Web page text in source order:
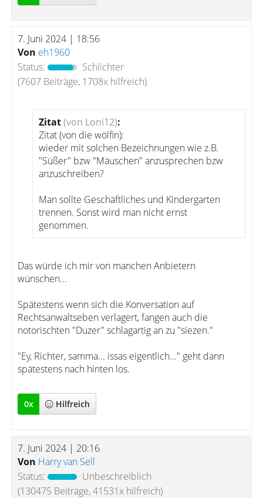
7. Juni 2024 | 18:56
Von eh1960
Status:
Schlichter
(7607 Beiträge, 1708x hilfreich)
Zitat(von Loni12):
Zitat (von die wölfin):
wieder mit solchen Bezeichnungen wie z.B.
"Süßer" bzw "Mäuschen" anzusprechen bzw
anzuschreiben?
Man sollte Geschäftliches und Kindergarten
trennen. Sonst wird man nicht ernst
genommen.
Das würde ich mir von manchen Anbietern
wünschen...
Spätestens wenn sich die Konversation auf
Rechtsanwaltseben verlagert, fangen auch die
notorischten "Duzer" schlagartig an zu "siezen."
"Ey, Richter, samma... issas eigentlich..." geht dann
spätestens nach hinten los.
0x Hilfreich
7. Juni 2024 | 20:16
Von Harry van Sell
Status:
Unbeschreiblich
(130475 Beiträge, 41531x hilfreich)